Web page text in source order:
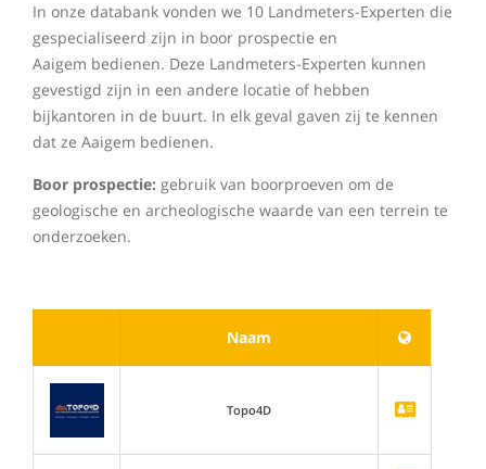
In onze databank vonden we 10 Landmeters-Experten die
gespecialiseerd zijn in boor prospectie en
Aaigem bedienen. Deze Landmeters-Experten kunnen
gevestigd zijn in een andere locatie of hebben
bijkantoren in de buurt. In elk geval gaven zij te kennen
dat ze Aaigem bedienen.
Boor prospectie: gebruik van boorproeven om de
geologische en archeologische waarde van een terrein te
onderzoeken.
Naam
Topo4D